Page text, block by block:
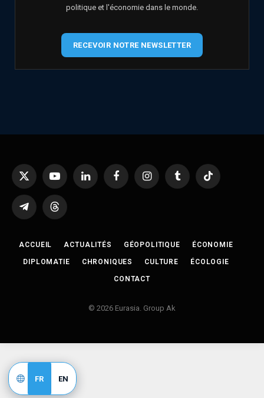
politique et l'économie dans le monde.
RECEVOIR NOTRE NEWSLETTER
X
YouTubeLinkedIn FacebookInstagramTumblr TikTok
TelegramThreads
ACCUEIL ACTUALITÉS GÉOPOLITIQUE ÉCONOMIE
DIPLOMATIE CHRONIQUES CULTURE ÉCOLOGIE
CONTACT
© 2026 Eurasia. Group Ak
FR EN